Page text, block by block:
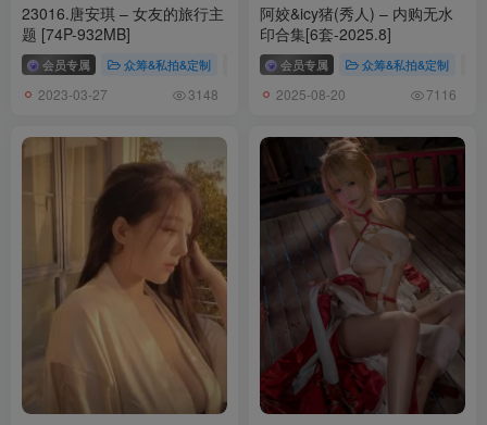
[4.17更1]
023.[JOApictures] Sia – DOLPHIN 22. January [79P-253M]
022.JOApictures – SUA x JOA 21. MARCH [88P／626MB]
021.JOApictures – Mimi (미미) x DOLPHIN 21. OCT vol.1 [50P／
354MB]
020.[JOApictures] – Zia (지아) x JOA 20. JUNE Vol.1[96P-425.8M]
019.[JOApictures] – Zia (지아) x DOLPHIN 21. NOV Vol.3 [56P-
018.[JOApictures] – Zia (지아) x DOLPHIN 21. NOV Vol.2 [89P-
017.[JOApictures] – Zia (지아) x DOLPHIN 21. NOV Vol.1[73P-
23016.唐安琪 – 女友的旅行主
题 [74P-932MB]
会员专属 众筹&私拍&定制 # 唐安琪 # 唐安琪私拍 # 唐安琪内购
2023-03-27 3148
阿姣&icy猪(秀人) – 内购无水
印合集[6套-2025.8]
会员专属 众筹&私拍&定制
2025-08-20 7116